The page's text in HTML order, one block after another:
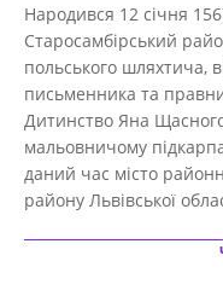
27
Народився 12 січня
Старосамбірський
польського шляхтича,
письменника та
Дитинство Яна
мальовничому
даний час місто
району Львівської